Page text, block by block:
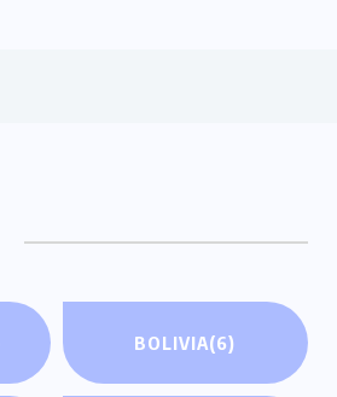
BOLIVIA(6)